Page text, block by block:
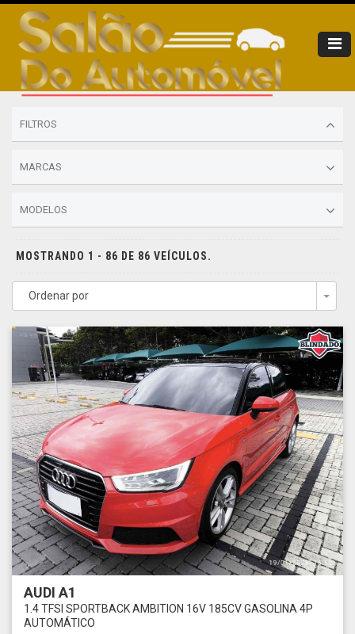
FILTROS
MARCAS
MODELOS
MOSTRANDO 1 - 86 DE 86 VEÍCULOS.
Ordenar por
AUDI A1
1.4 TFSI SPORTBACK AMBITION 16V 185CV GASOLINA 4P
AUTOMÁTICO